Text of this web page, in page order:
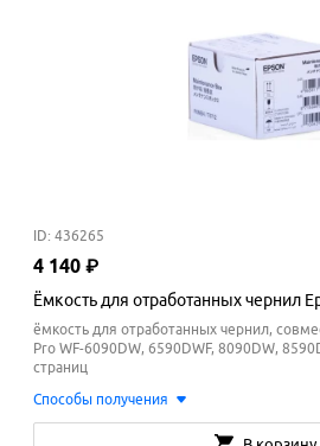
ID: 436265
4 140 ₽
Ёмкость для отработанных чернил
ёмкость для отработанных чернил,
Pro WF-6090DW, 6590DWF, 8090DW,
страниц
Способы получения